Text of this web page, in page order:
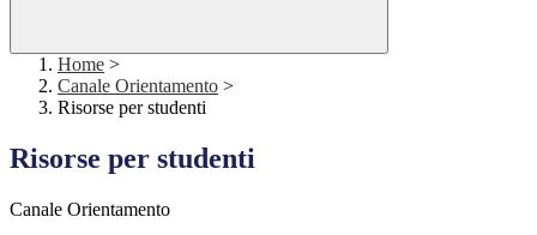
Home >
Canale Orientamento >
Risorse per studenti
Risorse per studenti
Canale Orientamento